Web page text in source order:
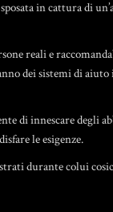
in cattura di
reali e
dei sistemi di aiuto
di innescare degli
le esigenze.
durante colui